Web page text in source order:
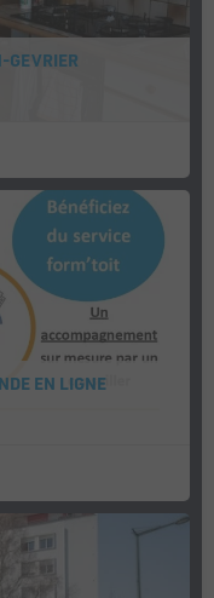
GEVRIER
EN LIGNE